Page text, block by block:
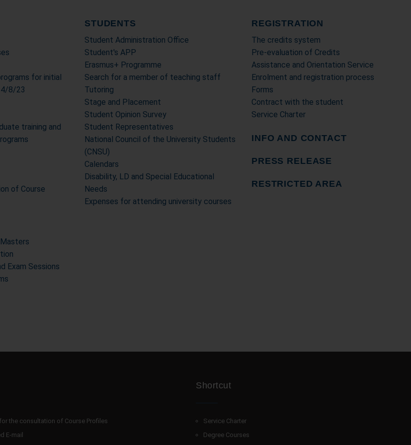
for initial
4/8/23
training and
of Course
Exam Sessions
STUDENTS
Student Administration Office
Student's APP
Erasmus+ Programme
Search for a member of teaching staff
Tutoring
Stage and Placement
Student Opinion Survey
Student Representatives
National Council of the University Students
(CNSU)
Calendars
Disability, LD and Special Educational
Needs
Expenses for attending university courses
REGISTRATION
The credits system
Pre-evaluation of Credits
Assistance and Orientation Service
Enrolment and registration process
Forms
Contract with the student
Service Charter
INFO AND CONTACT
PRESS RELEASE
RESTRICTED AREA
the consultation of Course Profiles
E-mail
Shortcut
Service Charter
Degree Courses